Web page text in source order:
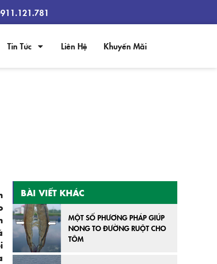
Tin Tức Liên Hệ Khuyến Mãi
BÀI VIẾT KHÁC
MỘT SỐ PHƯƠNG PHÁP GIÚP
NONG TO ĐƯỜNG RUỘT CHO
TÔM